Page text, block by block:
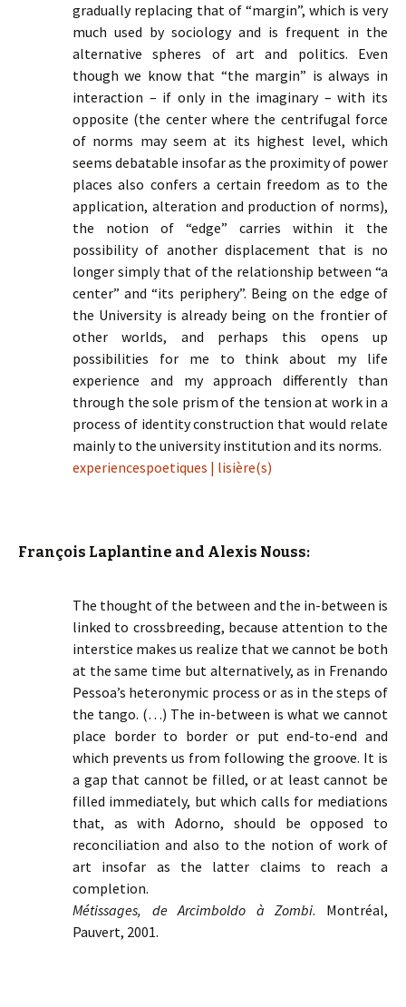
gradually replacing that of “margin”, which is very
much used by sociology and is frequent in the
alternative spheres of art and politics. Even
though we know that “the margin” is always in
interaction – if only in the imaginary – with its
opposite (the center where the centrifugal force
of norms may seem at its highest level, which
seems debatable insofar as the proximity of power
places also confers a certain freedom as to the
application, alteration and production of norms),
the notion of “edge” carries within it the
possibility of another displacement that is no
longer simply that of the relationship between “a
center” and “its periphery”. Being on the edge of
the University is already being on the frontier of
other worlds, and perhaps this opens up
possibilities for me to think about my life
experience and my approach differently than
through the sole prism of the tension at work in a
process of identity construction that would relate
mainly to the university institution and its norms.
experiencespoetiques | lisière(s)
François Laplantine and Alexis Nouss:
The thought of the between and the in-between is
linked to crossbreeding, because attention to the
interstice makes us realize that we cannot be both
at the same time but alternatively, as in Frenando
Pessoa’s heteronymic process or as in the steps of
the tango. (…) The in-between is what we cannot
place border to border or put end-to-end and
which prevents us from following the groove. It is
a gap that cannot be filled, or at least cannot be
filled immediately, but which calls for mediations
that, as with Adorno, should be opposed to
reconciliation and also to the notion of work of
art insofar as the latter claims to reach a
completion.
Métissages, de Arcimboldo à Zombi. Montréal,
Pauvert, 2001.